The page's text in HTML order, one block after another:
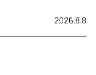
2026.8.8